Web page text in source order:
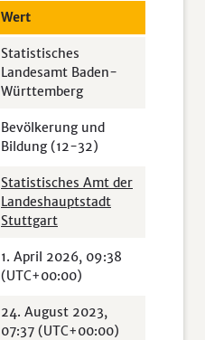
Wert
Statistisches
Landesamt Baden-
Württemberg
Bevölkerung und
Bildung (12-32)
Statistisches Amt der
Landeshauptstadt
Stuttgart
1. April 2026, 09:38
(UTC+00:00)
24. August 2023,
07:37 (UTC+00:00)